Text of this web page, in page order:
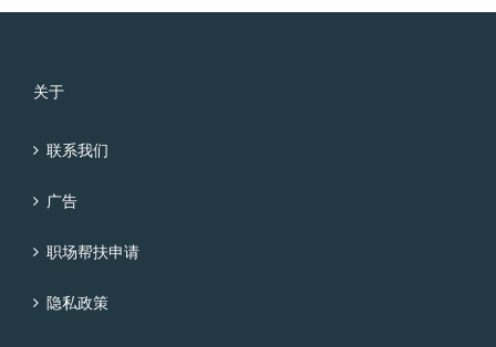
关于
联系我们
广告
职场帮扶申请
隐私政策